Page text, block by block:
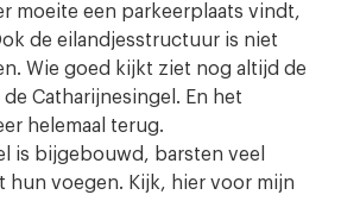
moeite een parkeerplaats vindt,
de eilandjesstructuur is niet
Wie goed kijkt ziet nog altijd de
Catharijnesingel. En het
helemaal terug.
is bij­gebouwd, barsten veel
hun voegen. Kijk, hier voor mijn